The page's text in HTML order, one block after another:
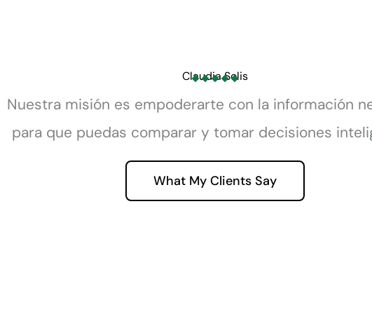
Claudia Solis
Nuestra misión es empoderarte con la información
para que puedas comparar y tomar decisiones
What My Clients Say